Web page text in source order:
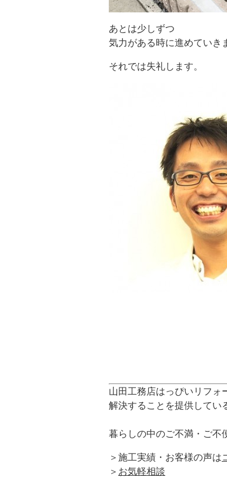
あとは少しずつ
気力がある時に進めていき
それでは失礼します。
山田工務店はっぴいリフォ
解決することを提供してい
暮らしの中のご不満・ご不
＞施工実績・お客様の声は
＞ お気軽相談